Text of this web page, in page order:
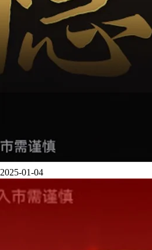
2025-01-04